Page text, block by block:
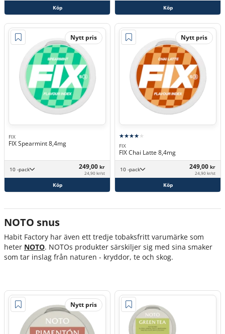
Köp Köp
Nytt pris
FIX
FIX Spearmint 8,4mg
10 -pack 249,00 kr
24,90 kr/st
Köp
Nytt pris
FIX
FIX Chai Latte 8,4mg
10 -pack 249,00 kr
24,90 kr/st
Köp
NOTO snus
Habit Factory har även ett tredje tobaksfritt varumärke som
heter NOTO. NOTOs produkter särskiljer sig med sina smaker
som tar inslag från naturen - kryddor, te och skog.
Nytt pris